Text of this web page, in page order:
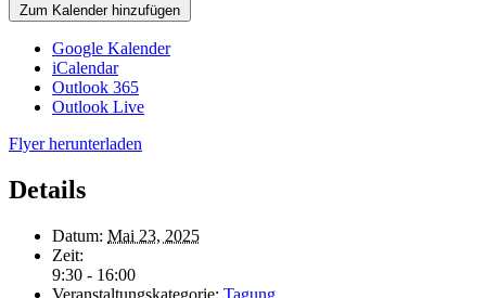
Zum Kalender hinzufügen
Google Kalender
iCalendar
Outlook 365
Outlook Live
Flyer herunterladen
Details
Datum: Mai 23, 2025
Zeit:
9:30 - 16:00
Veranstaltungskategorie: Tagung